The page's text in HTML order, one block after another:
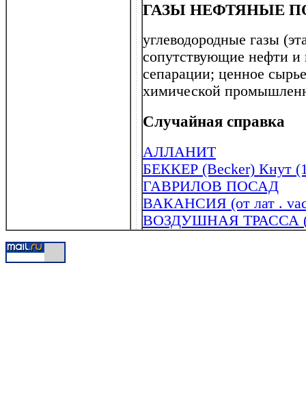
ГАЗЫ НЕФТЯНЫЕ
углеводородные газы
сопутствующие нефти
сепарации; ценное
химической
Случайная справка
АЛЛАНИТ
БЕККЕР (Becker) Кнут
ГАВРИЛОВ ПОСАД
ВАКАНСИЯ (от лат .
ВОЗДУШНАЯ ТРАССА